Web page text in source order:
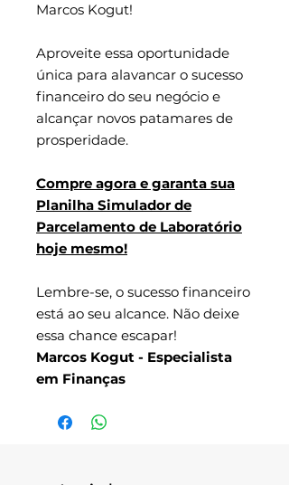
Marcos Kogut!
Aproveite essa oportunidade
única para alavancar o sucesso
financeiro do seu negócio e
alcançar novos patamares de
prosperidade.
Compre agora e garanta sua
Planilha Simulador de
Parcelamento de Laboratório
hoje mesmo!
Lembre-se, o sucesso financeiro
está ao seu alcance. Não deixe
essa chance escapar!
Marcos Kogut - Especialista
em Finanças